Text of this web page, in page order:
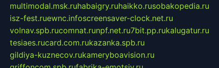
multimodal.msk.ruhabaigry.ruhaikko.rusobakopedia.ru
isz-fest.ruewnc.infoscreensaver-clock.net.ru
volnav.spb.rucomnat.runpf.net.ru7bit.pp.rukalugatur.ru
tesiaes.rucard.com.rukazanka.spb.ru
gildiya-kuznecov.rukameryboavision.ru